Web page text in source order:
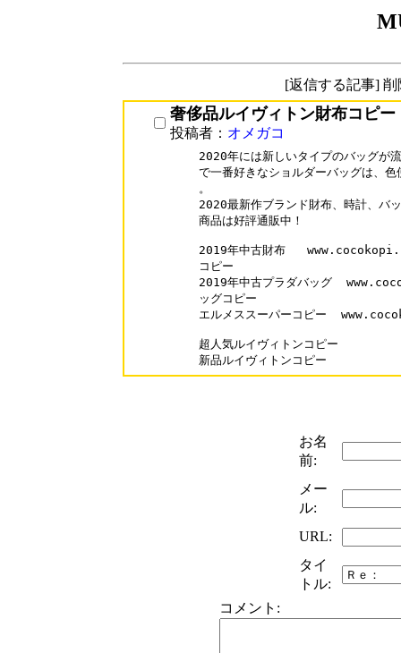
[返信する記事]
奢侈品ルイヴィトン財布コピー
投稿者： オメガコ
2020年には新しいタイプのバッグが
で一番好きなショルダーバッグは、
。
2020最新作ブランド財布、時計、バ
商品は好評通販中！
2019年中古財布
コピー
2019年中古プラダバッグ
ッグコピー
エルメススーパーコピー
超人気ルイヴィトンコピー
お名
前:
メー
ル:
URL:
タイ
トル:
コメント: